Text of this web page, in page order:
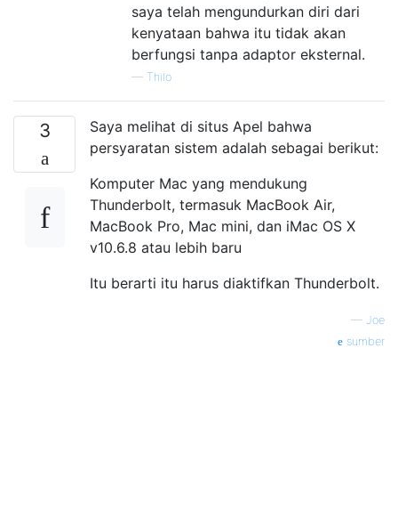
saya telah mengundurkan diri dari
kenyataan bahwa itu tidak akan
berfungsi tanpa adaptor eksternal.
— Thilo
3
Saya melihat di situs Apel bahwa
persyaratan sistem adalah sebagai berikut:
Komputer Mac yang mendukung
Thunderbolt, termasuk MacBook Air,
MacBook Pro, Mac mini, dan iMac OS X
v10.6.8 atau lebih baru
Itu berarti itu harus diaktifkan Thunderbolt.
— Joe
sumber